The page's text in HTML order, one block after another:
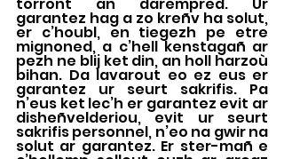
garantez hag a zo kreñv ha solut,
er c’houbl, en tiegezh pe etre
mignoned, a c’hell kenstagañ ar
pezh ne blij ket din, an holl harzoù
bihan. Da lavarout eo ez eus er
garantez ur seurt sakrifis. Pa
n’eus ket lec’h er garantez evit ar
disheñvelderiou, evit ur seurt
sakrifis personnel, n’eo na gwir na
solut ar garantez. Er ster-mañ e